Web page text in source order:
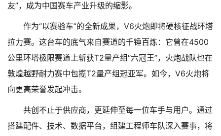
友”，成为中国赛车产业升级的缩影。
作为“以赛验车”的全新成果，V6火炮即将硬核征战环塔
拉力赛。这台车的底气来自赛道的千锤百炼：它曾在4500
公里环塔极限赛道上斩获T2量产组“六冠王”，火炮战队也在
敦煌越野耐力赛中包揽T2量产组冠亚军。如今，V6火炮将
向更高荣誉发起冲击。
共创不止于供应商，更延伸至每一位车手与用户。通过
搭建配件、技术、数据平台，组建工程师车队深入赛事，将